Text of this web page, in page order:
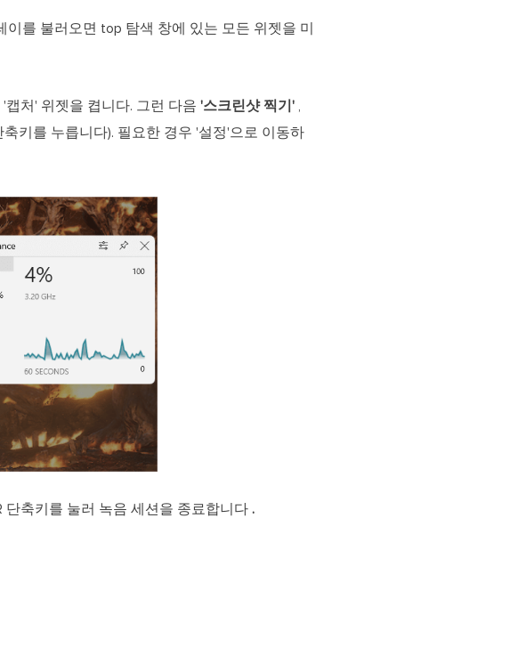
이를 불러오면 top 탐색 창에 있는 모든 위젯을 미
캡처' 위젯을 켭니다. 그런 다음 '스크린샷 찍기'
축키를 누릅니다). 필요한 경우 '설정'으로 이동하
단축키를 눌러 녹음 세션을 종료합니다 .